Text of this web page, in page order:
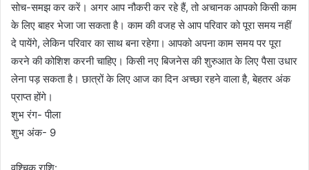
सोच-समझ कर करें। अगर आप नौकरी कर रहे हैं, तो अचानक आपको किसी काम
के लिए बाहर भेजा जा सकता है। काम की वजह से आप परिवार को पूरा समय नहीं
दे पायेंगे, लेकिन परिवार का साथ बना रहेगा। आपको अपना काम समय पर पूरा
करने की कोशिश करनी चाहिए। किसी नए बिजनेस की शुरुआत के लिए पैसा उधार
लेना पड़ सकता है। छात्रों के लिए आज का दिन अच्छा रहने वाला है, बेहतर अंक
प्राप्त होंगे।
शुभ रंग- पीला
शुभ अंक- 9